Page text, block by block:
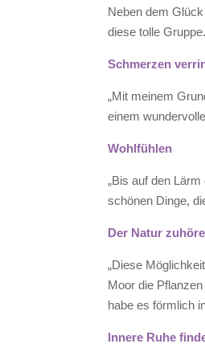
Neben dem
diese tolle
Schmerzen
„Mit meinem
einem
Wohlfühlen
„Bis auf den
schönen Dinge,
Der Natur
„Diese
Moor die
habe es förmlich
Innere Ruhe